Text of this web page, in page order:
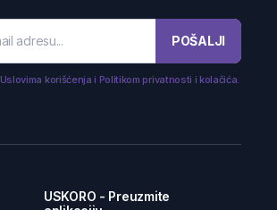
POŠALJI
Uslovima korišćenja i Politikom privatnosti i kolačića.
USKORO - Preuzmite